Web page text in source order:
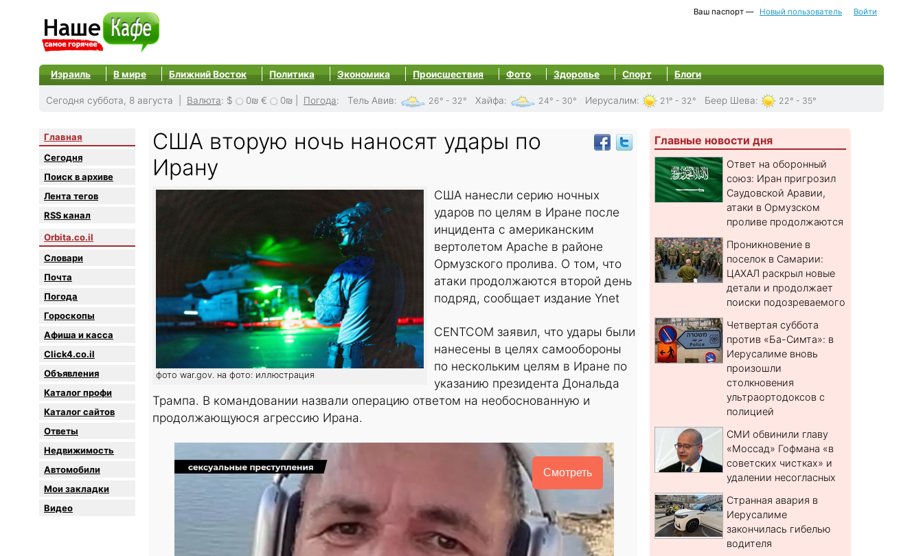
Ваш паспорт — Новый пользователь Войти
Израиль В мире Ближний Восток Политика Экономика Происшествия Фото Здоровье Спорт Блоги
Сегодня суббота, 8 августа | Валюта: $ 0₪ € 0₪ Погода: Тель Авив: 26° - 32° Хайфа: 24° - 30° Иерусалим: 21° - 32° Беер Шева: 22° - 35°
Главная
Сегодня
Поиск в архиве
Лента тегов
RSS канал
Orbita.co.il
Словари
Почта
Погода
Гороскопы
Афиша и касса
Click4.co.il
Объявления
Каталог профи
Каталог сайтов
Oтветы
Недвижимость
Автомобили
Мои закладки
Видео
США вторую ночь наносят удары по
Ирану
фото war.gov. на фото: иллюстрация
США нанесли серию ночных
ударов по целям в Иране после
инцидента с американским
вертолетом Apache в районе
Ормузского пролива. О том, что
атаки продолжаются второй день
подряд, сообщает издание Ynet
CENTCOM заявил, что удары были
нанесены в целях самообороны
по нескольким целям в Иране по
указанию президента Дональда
Трампа. В командовании назвали операцию ответом на необоснованную и
продолжающуюся агрессию Ирана.
Смотреть
Главные новости дня
Ответ на оборонный
союз: Иран пригрозил
Саудовской Аравии,
атаки в Ормузском
проливе продолжаются
Проникновение в
поселок в Самарии:
ЦАХАЛ раскрыл новые
детали и продолжает
поиски подозреваемого
Четвертая суббота
против «Ба-Симта»: в
Иерусалиме вновь
произошли
столкновения
ультраортодоксов с
полицией
СМИ обвинили главу
«Моссад» Гофмана «в
советских чистках» и
удалении несогласных
Странная авария в
Иерусалиме
закончилась гибелью
водителя